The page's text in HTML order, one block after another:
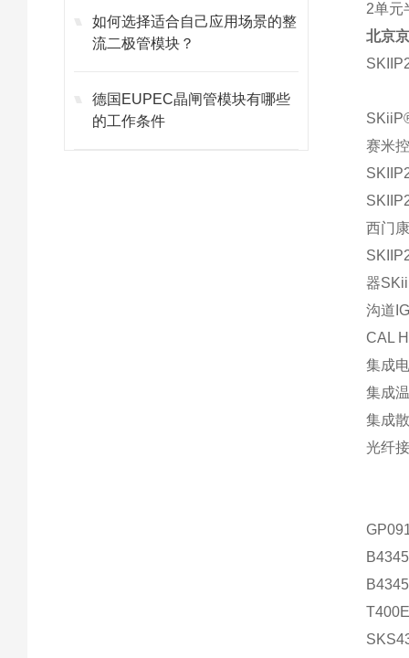
如何选择适合自己应用场景的整
流二极管模块？
德国EUPEC晶闸管模块有哪些
的工作条件
2单元
北京
赛米
西门
器
沟道
CAL
集成
集成
集成
光纤